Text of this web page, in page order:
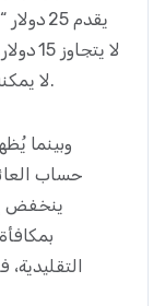
لا يمكنه سحبها إلا بعد رهان إجمالي 300 دولار.
وبينما
حساب